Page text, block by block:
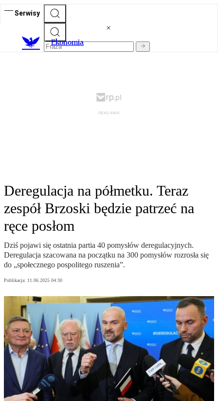
Serwisy
Ekonomia
Deregulacja na półmetku. Teraz
zespół Brzoski będzie patrzeć na
ręce posłom
Dziś pojawi się ostatnia partia 40 pomysłów deregulacyjnych.
Deregulacja szacowana na początku na 300 pomysłów rozrosła się
do „społecznego pospolitego ruszenia”.
Publikacja: 11.06.2025 04:30